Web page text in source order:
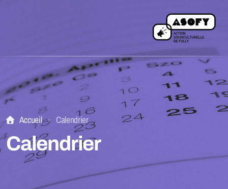
Accueil Calendrier
Calendrier
L'équipe
Comité